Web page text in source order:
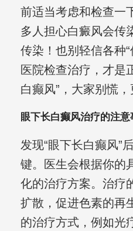
前适当考虑和检查一
多人担心白癜风会传
传染！也别轻信各种
医院检查治疗，才是
白癫风”，大家别慌，
眼下长白癫风治疗的注意
发现“眼下长白癫风”
键。医生会根据你的
化的治疗方案。治疗
扩散，促进色素的再
的治疗方式，例如光